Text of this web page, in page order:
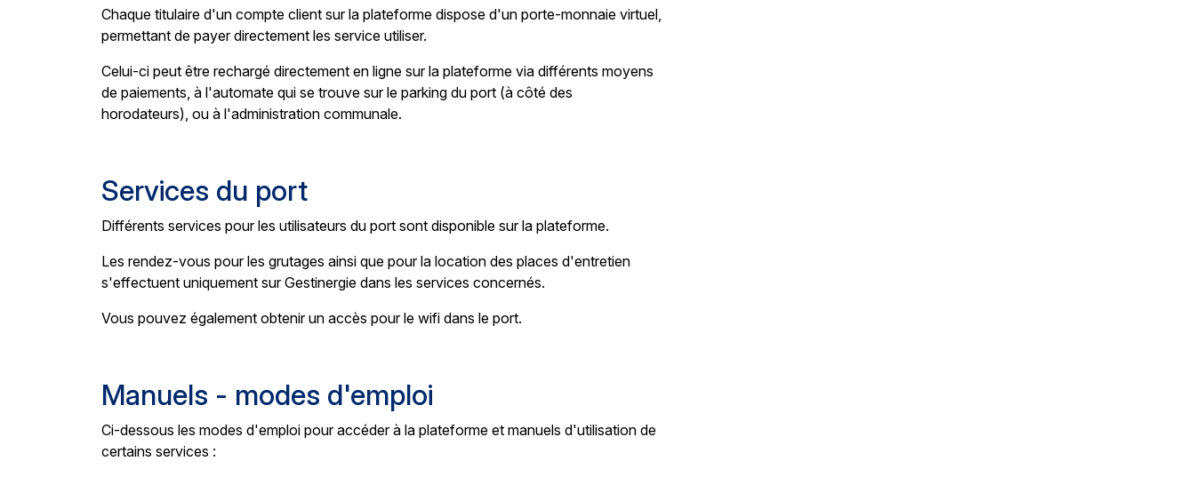
Chaque titulaire d'un compte client sur la plateforme dispose d'un porte-monnaie virtuel,
permettant de payer directement les service utiliser.
Celui-ci peut être rechargé directement en ligne sur la plateforme via différents moyens
de paiements, à l'automate qui se trouve sur le parking du port (à côté des
horodateurs), ou à l'administration communale.
Services du port
Différents services pour les utilisateurs du port sont disponible sur la plateforme.
Les rendez-vous pour les grutages ainsi que pour la location des places d'entretien
s'effectuent uniquement sur Gestinergie dans les services concernés.
Vous pouvez également obtenir un accès pour le wifi dans le port.
Manuels - modes d'emploi
Ci-dessous les modes d'emploi pour accéder à la plateforme et manuels d'utilisation de
certains services :